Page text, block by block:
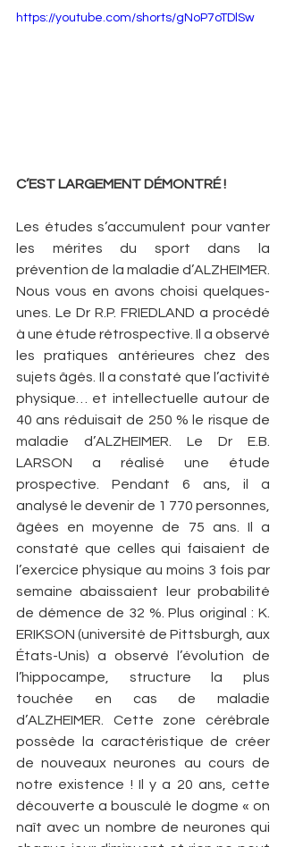
https://youtube.com/shorts/gNoP7oTDlSw
C’EST LARGEMENT DÉMONTRÉ !
Les études s’accumulent pour vanter
les mérites du sport dans la
prévention de la maladie d’ALZHEIMER.
Nous vous en avons choisi quelques-
unes. Le Dr R.P. FRIEDLAND a procédé
à une étude rétrospective. Il a observé
les pratiques antérieures chez des
sujets âgés. Il a constaté que l’activité
physique… et intellectuelle autour de
40 ans réduisait de 250 % le risque de
maladie d’ALZHEIMER. Le Dr E.B.
LARSON a réalisé une étude
prospective. Pendant 6 ans, il a
analysé le devenir de 1 770 personnes,
âgées en moyenne de 75 ans. Il a
constaté que celles qui faisaient de
l’exercice physique au moins 3 fois par
semaine abaissaient leur probabilité
de démence de 32 %. Plus original : K.
ERIKSON (université de Pittsburgh, aux
États-Unis) a observé l’évolution de
l’hippocampe, structure la plus
touchée en cas de maladie
d’ALZHEIMER. Cette zone cérébrale
possède la caractéristique de créer
de nouveaux neurones au cours de
notre existence ! Il y a 20 ans, cette
découverte a bousculé le dogme « on
naît avec un nombre de neurones qui